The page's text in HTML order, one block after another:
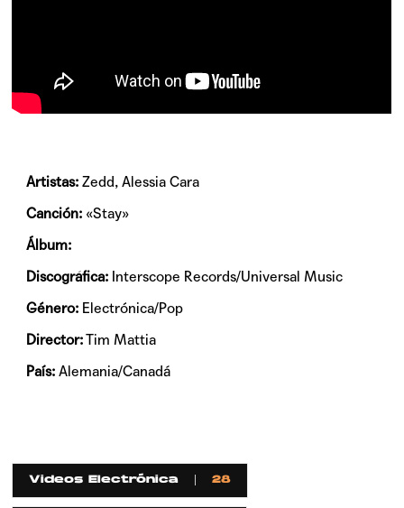
Artistas: Zedd, Alessia Cara
Canción: «Stay»
Álbum:
Discográfica: Interscope Records/Universal Music
Género: Electrónica/Pop
Director:Tim Mattia
País: Alemania/Canadá
Videos Electrónica 28